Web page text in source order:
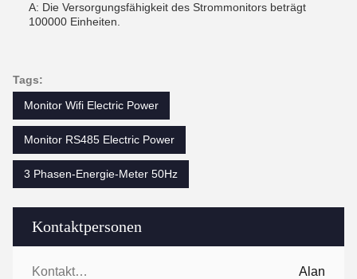
Kontaktpersonen
Kontaktpersonen: Alan
A: Die Versorgungsfähigkeit des Strommonitors beträgt
100000 Einheiten.
Tags:
Monitor Wifi Electric Power
Monitor RS485 Electric Power
3 Phasen-Energie-Meter 50Hz